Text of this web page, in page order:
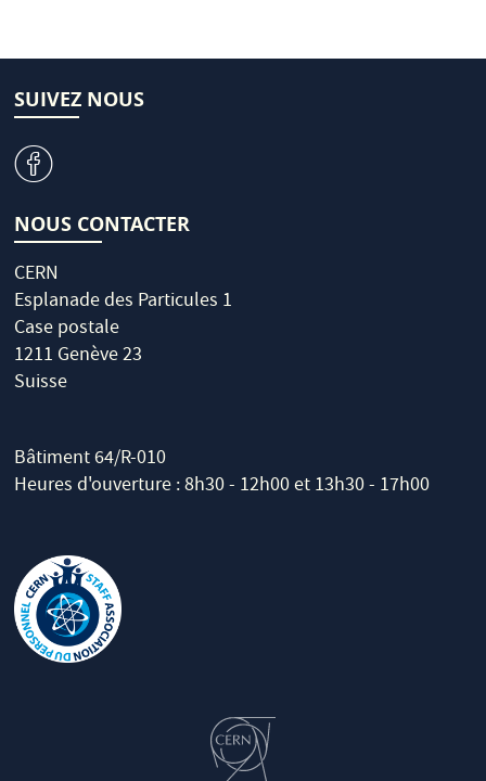
SUIVEZ NOUS
v
NOUS CONTACTER
CERN
Esplanade des Particules 1
Case postale
1211 Genève 23
Suisse
Bâtiment 64/R-010
Heures d'ouverture : 8h30 - 12h00 et 13h30 - 17h00